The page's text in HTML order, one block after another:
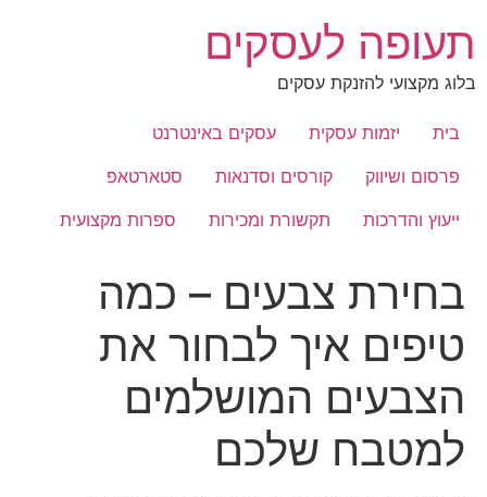
לתוכן
תעופה לעסקים
בלוג מקצועי להזנקת עסקים
בית יזמות עסקית
עסקים באינטרנט
פרסום ושיווק
קורסים וסדנאות
סטארטאפ
ייעוץ והדרכות
תקשורת ומכירות ספרות מקצועית
בחירת צבעים – כמה
טיפים איך לבחור את
הצבעים המושלמים
למטבח שלכם